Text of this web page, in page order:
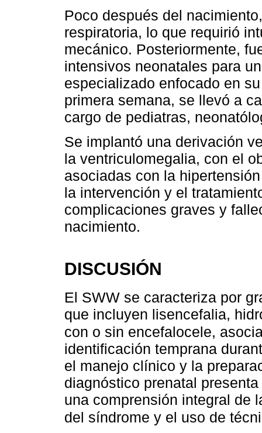
Poco después del
respiratoria, lo que requirió
mecánico. Posteriormente,
intensivos neonatales para
especializado enfocado en
primera semana, se llevó a
cargo de pediatras,
Se implantó una derivación
la ventriculomegalia, con el
asociadas con la
la intervención y el
complicaciones graves y
nacimiento.
DISCUSIÓN
El SWW se caracteriza por
que incluyen lisencefalia,
con o sin encefalocele,
identificación temprana
el manejo clínico y la
diagnóstico prenatal
una comprensión integral de
del síndrome y el uso de